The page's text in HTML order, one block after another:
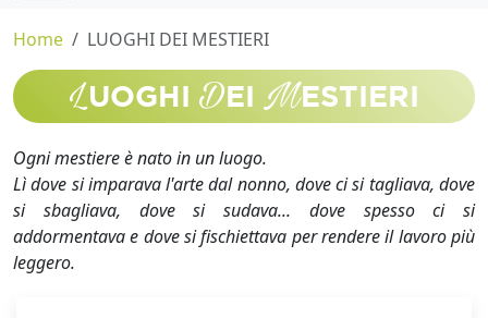
Home LUOGHI DEI MESTIERI
LUOGHI D EI MESTIERI
Ogni mestiere è nato in un luogo.
Lì dove si imparava l'arte dal nonno, dove ci si tagliava, dove
si sbagliava, dove si sudava... dove spesso ci si
addormentava e dove si fischiettava per rendere il lavoro più
leggero.